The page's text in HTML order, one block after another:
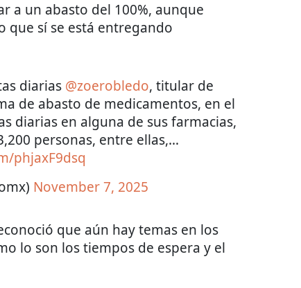
a un abasto del 100%, aunque
que sí se está entregando
diarias @zoerobledo, titular de
de abasto de medicamentos, en el
diarias en alguna de sus farmacias,
personas, entre ellas,…
phjaxF9dsq
November 7, 2025
que aún hay temas en los
lo son los tiempos de espera y el